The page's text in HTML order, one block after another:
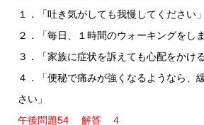
１．「吐き気がしても我慢してください」
２．「毎日、１時間のウォーキングをし
３．「家族に症状を訴えても心配をかけ
４．「便秘で痛みが強くなるようなら、
さい」
午後問題54 解答 ４